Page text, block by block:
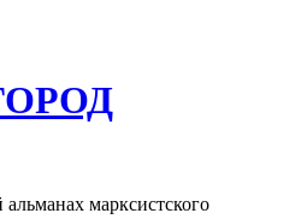
марксистского